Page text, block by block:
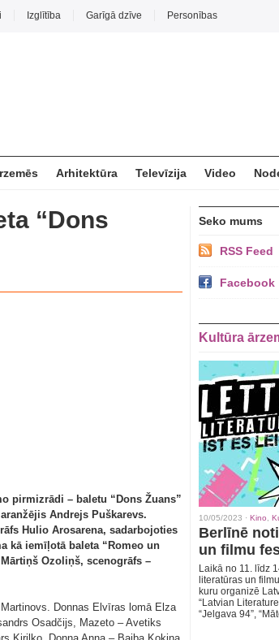
Izglītība Garīgā dzīve Personības
Arhitektūra Televīzija Video
“Dons
pirmizrādi – baletu “Dons Žuans”
Andrejs Puškarevs.
Hulio Arosarena, sadarbojoties
kā iemīļotā baleta “Romeo un
Ozoliņš, scenogrāfs –
Donnas Elvīras lomā Elza
Osadčijs, Mazeto – Avetiks
Seko mums
RSS Feed
Facebook
Kultūra
10/05/2023 · Kino
Berlīnē
un filmu
Laikā no 11. līdz
literatūras un
kuru organizē
“Latvian
“Jelgava 94”,